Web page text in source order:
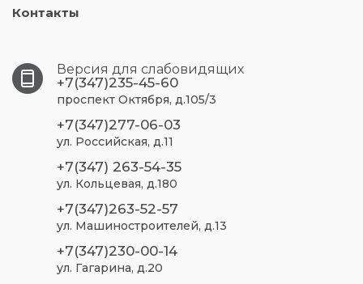
Контакты
Версия для слабовидящих
+7(347)235-45-60
проспект Октября, д.105/3
+7(347)277-06-03
ул. Российская, д.11
+7(347) 263-54-35
ул. Кольцевая, д.180
+7(347)263-52-57
ул. Машиностроителей, д.13
+7(347)230-00-14
ул. Гагарина, д.20